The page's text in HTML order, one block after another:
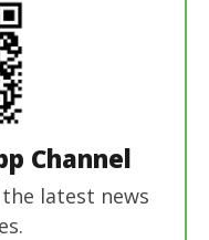
Channel
latest news